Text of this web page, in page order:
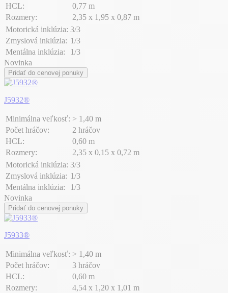
HCL:
0,77 m
Rozmery:
2,35 x 1,95 x 0,87 m
Motorická inklúzia: 3/3
Zmyslová inklúzia: 1/3
Mentálna inklúzia:
1/3
Novinka
Pridať do cenovej ponuky
J5932®
Minimálna veľkosť: > 1,40 m
Počet hráčov:
2 hráčov
HCL:
0,60 m
Rozmery:
2,35 x 0,15 x 0,72 m
Motorická inklúzia: 3/3
Zmyslová inklúzia: 1/3
Mentálna inklúzia:
1/3
Novinka
Pridať do cenovej ponuky
J5933®
Minimálna veľkosť: > 1,40 m
Počet hráčov:
3 hráčov
HCL:
0,60 m
Rozmery:
4,54 x 1,20 x 1,01 m